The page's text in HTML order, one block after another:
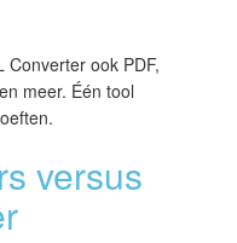
Converter ook PDF,
meer. Één tool
versus